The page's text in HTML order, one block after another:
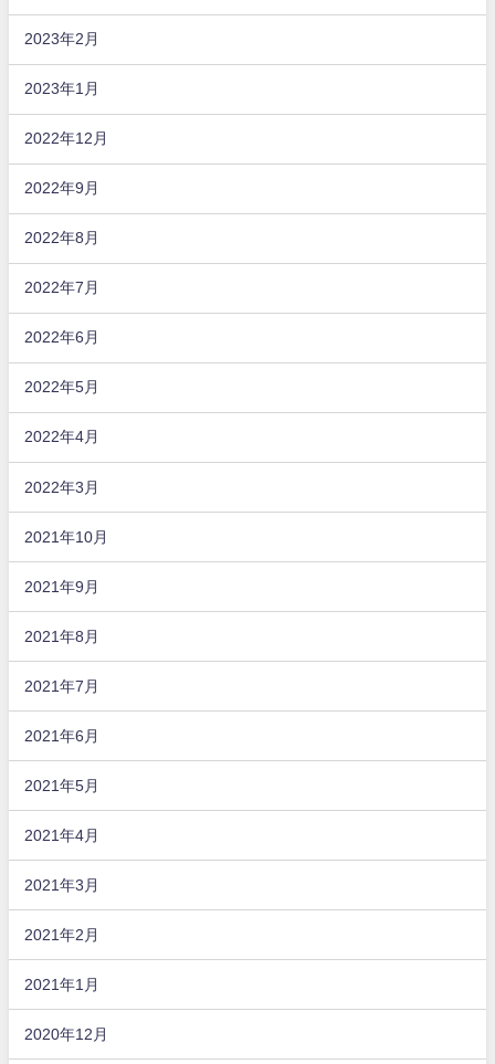
2023年2月
2023年1月
2022年12月
2022年9月
2022年8月
2022年7月
2022年6月
2022年5月
2022年4月
2022年3月
2021年10月
2021年9月
2021年8月
2021年7月
2021年6月
2021年5月
2021年4月
2021年3月
2021年2月
2021年1月
2020年12月